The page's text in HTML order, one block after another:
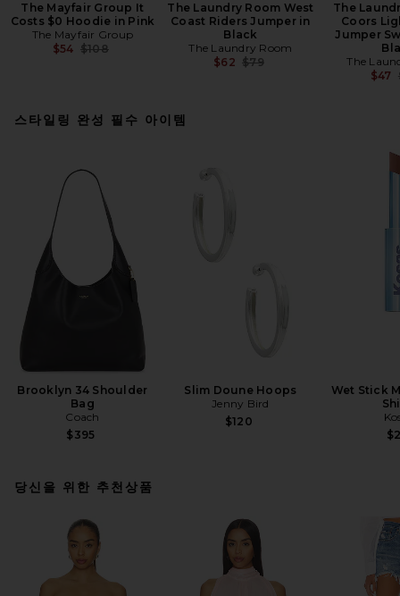
The Mayfair Group It
Costs $0 Hoodie in Pink
The Mayfair Group
$54 Previous price:
$108
The Laundry Room West
Coast Riders Jumper in
Black
The Laundry Room
$62 Previous price:
$79
The
Coors
Jumper
The
$47
스타일링 완성 필수 아이템
Brooklyn 34 Shoulder
Bag
Coach
$395
Slim Doune Hoops
Jenny Bird
$120
Wet Stick
당신을 위한 추천상품